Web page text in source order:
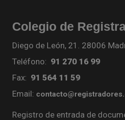
Colegio de
Diego de León, 21. 28006
Teléfono: 91 270 16 99
Fax: 91 564 11 59
Email:
Registro de entrada de